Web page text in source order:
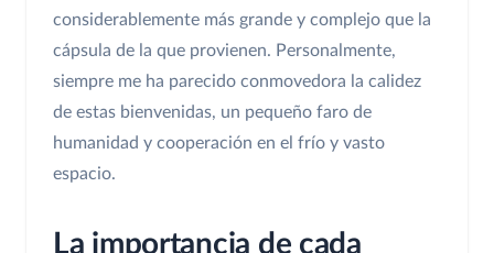
considerablemente más grande y complejo que la
cápsula de la que provienen. Personalmente,
siempre me ha parecido conmovedora la calidez
de estas bienvenidas, un pequeño faro de
humanidad y cooperación en el frío y vasto
espacio.
La importancia de cada